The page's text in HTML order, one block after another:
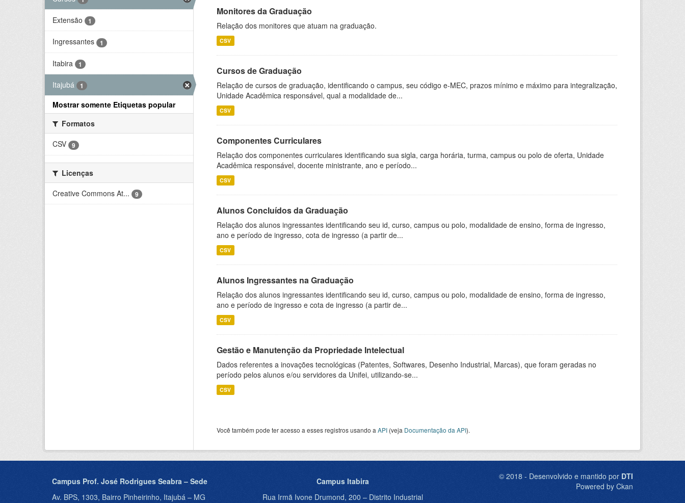
Extensão 1
Ingressantes 1
Itabira 1
Itajubá 1
Mostrar somente Etiquetas popular
Formatos
CSV
9
Licenças
Creative Commons At...
9
Monitores da Graduação
Relação dos monitores que atuam na graduação.
CSV
Cursos de Graduação
Relação de cursos de graduação, identificando o campus, seu código e-MEC, prazos mínimo e máximo para integralização,
Unidade Acadêmica responsável, qual a modalidade de...
CSV
Componentes Curriculares
Relação dos componentes curriculares identificando sua sigla, carga horária, turma, campus ou polo de oferta, Unidade
Acadêmica responsável, docente ministrante, ano e período...
CSV
Alunos Concluídos da Graduação
Relação dos alunos ingressantes identificando seu id, curso, campus ou polo, modalidade de ensino, forma de ingresso,
ano e período de ingresso, cota de ingresso (a partir de...
CSV
Alunos Ingressantes na Graduação
Relação dos alunos ingressantes identificando seu id, curso, campus ou polo, modalidade de ensino, forma de ingresso,
ano e período de ingresso e cota de ingresso (a partir de...
CSV
Gestão e Manutenção da Propriedade Intelectual
Dados referentes a inovações tecnológicas (Patentes, Softwares, Desenho Industrial, Marcas), que foram geradas no
período pelos alunos e/ou servidores da Unifei, utilizando-se...
CSV
Você também pode ter acesso a esses registros usando a API (veja Documentação da API).
Campus Prof. José Rodrigues Seabra – Sede
Av. BPS, 1303, Bairro Pinheirinho, Itajubá – MG
Campus Itabira
Rua Irmã Ivone Drumond, 200 – Distrito Industrial
© 2018 - Desenvolvido e mantido por DTI
Powered by Ckan